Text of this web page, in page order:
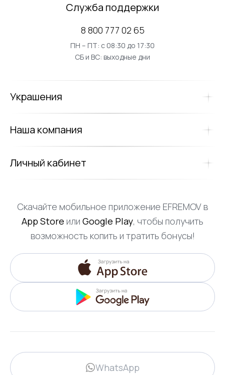
Служба поддержки
8 800 777 02 65
ПН – ПТ: с 08:30 до 17:30
СБ и ВС: выходные дни
Украшения
Наша компания
Личный кабинет
Скачайте мобильное приложение EFREMOV в
App Store или Google Play, чтобы получить
возможность копить и тратить бонусы!
WhatsApp